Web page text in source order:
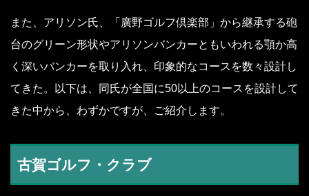
また、アリソン氏、「廣野ゴルフ倶楽部」から継承する砲
台のグリーン形状やアリソンバンカーともいわれる顎か高
く深いバンカーを取り入れ、印象的なコースを数々設計し
てきた。以下は、同氏が全国に50以上のコースを設計して
きた中から、わずかですが、ご紹介します。
古賀ゴルフ・クラブ